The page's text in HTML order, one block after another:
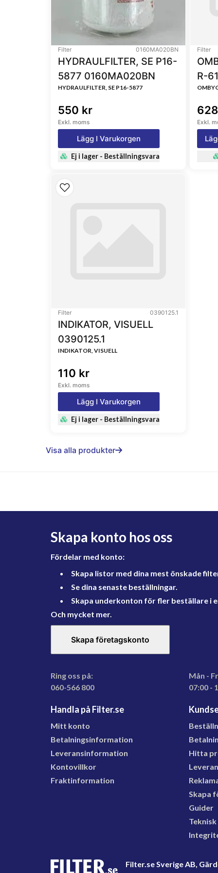
504082384, SN80019, KC416, WDK9407,
84818744, SK3244, SK32441, 249501,
Filter 0160MA020BN
HYDRAULFILTER, SE P16-
5877 0160MA020BN
HYDRAULFILTER, SE P16-5877
550 kr
Exkl. moms
Lägg I Varukorgen
Ej i lager - Beställningsvara
Filter
R-
Exkl.
Filter 0390125.1
INDIKATOR, VISUELL
0390125.1
INDIKATOR, VISUELL
110 kr
Exkl. moms
Lägg I Varukorgen
Ej i lager - Beställningsvara
Visa alla produkter
Skapa konto hos oss
Fördelar med konto:
Skapa listor med dina mest önskade
Se dina senaste beställningar.
Skapa underkonton för fler beställare i
Och mycket mer.
Skapa företagskonto
Ring oss på:
060-566 800
Mån -
07:00 -
Handla på Filter.se
Mitt konto
Betalningsinformation
Leveransinformation
Kontovillkor
Fraktinformation
Hitta
Skapa
Guider
Filter.se Sverige AB,